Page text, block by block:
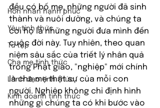
Hôn nhân hạnh phúc
Yêu tỉnh thức
Tu tập
Cha mẹ tỉnh thức
Lãnh đạo tỉnh thức
Kinh doanh tỉnh thức
đều có bố mẹ, những người đã sinh
thành và nuôi dưỡng, và chúng ta
coi họ là những người đưa mình đến
cuộc đời này. Tuy nhiên, theo quan
niệm sâu sắc của triết lý nhân quả
trong Phật giáo, "nghiệp" mới chính
là cha mẹ thật sự của mỗi con
người. Nghiệp không chỉ định hình
những gì chúng ta có khi bước vào